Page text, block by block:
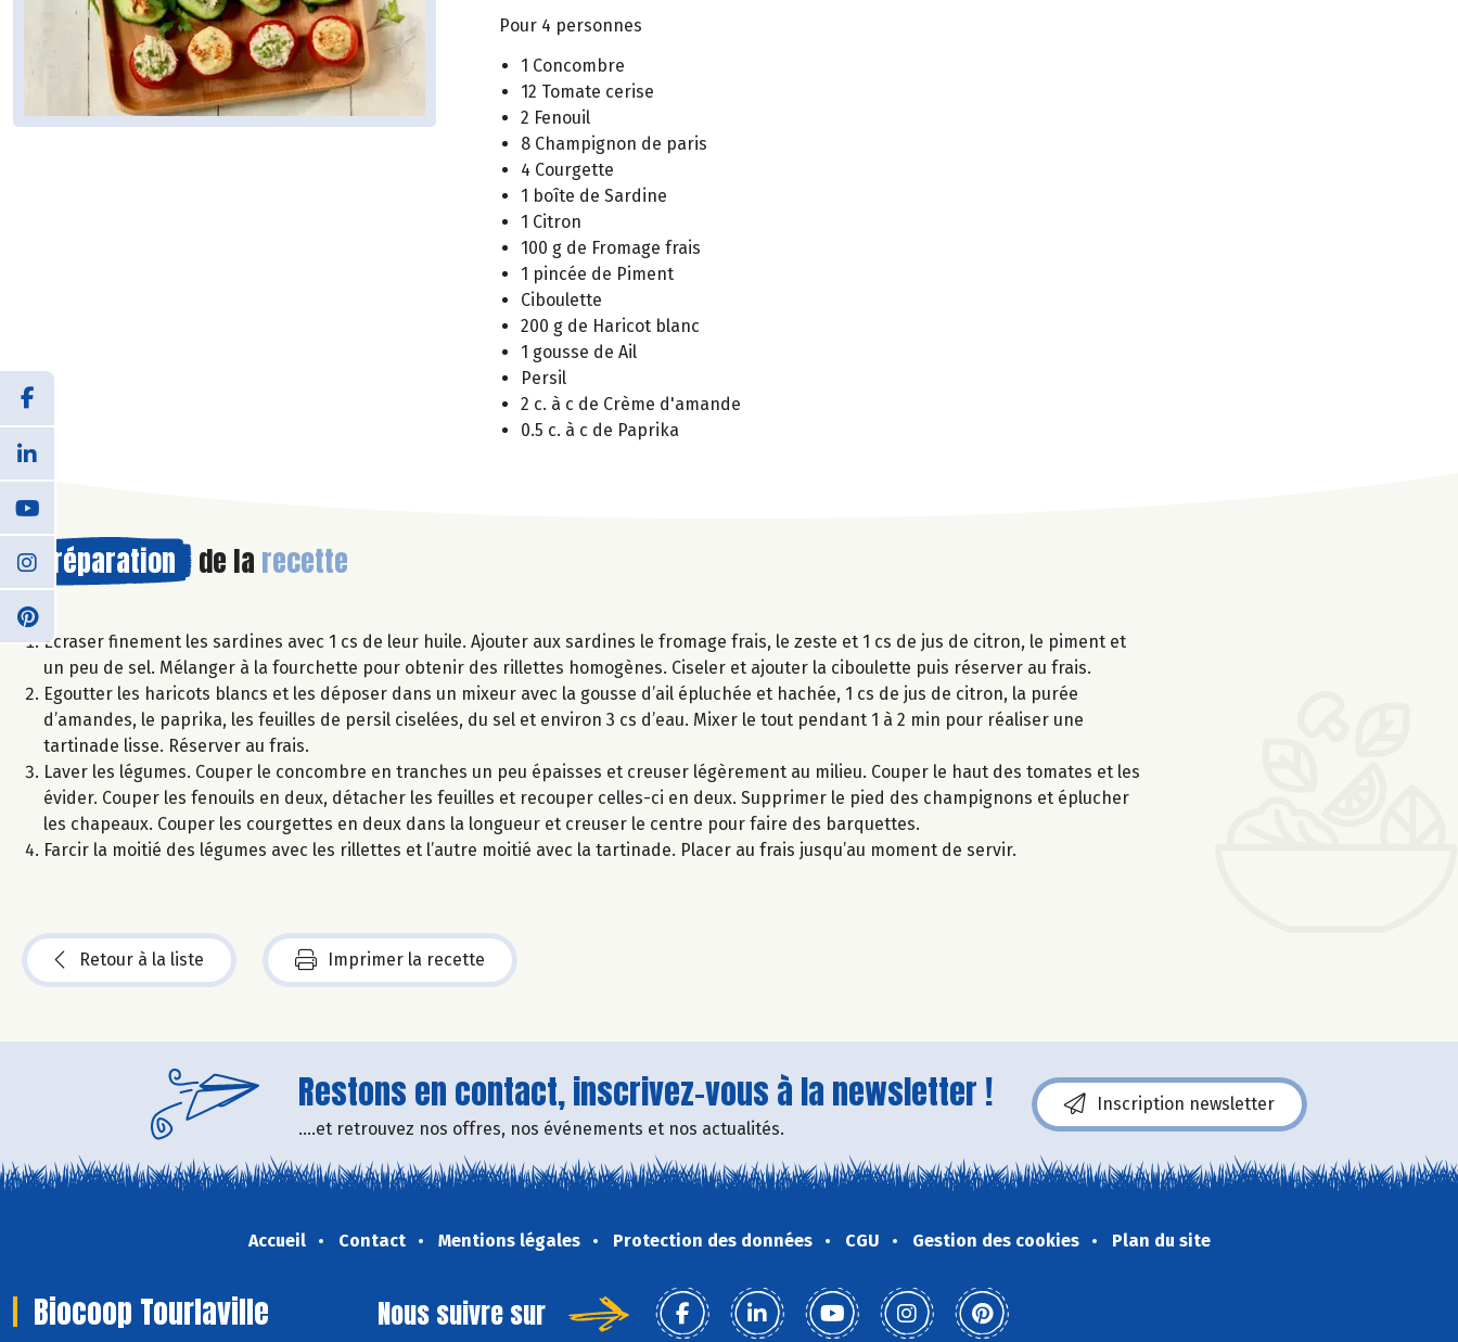
Pour 4 personnes
1 Concombre
12 Tomate cerise
2 Fenouil
8 Champignon de paris
4 Courgette
1 boîte de Sardine
1 Citron
100 g de Fromage frais
1 pincée de Piment
Ciboulette
200 g de Haricot blanc
1 gousse de Ail
Persil
2 c. à c de Crème d'amande
0.5 c. à c de Paprika
Préparation de la recette
Ecraser finement les sardines avec 1 cs de leur huile. Ajouter aux sardines le fromage frais, le zeste et 1 cs de jus de citron, le piment et
un peu de sel. Mélanger à la fourchette pour obtenir des rillettes homogènes. Ciseler et ajouter la ciboulette puis réserver au frais.
Egoutter les haricots blancs et les déposer dans un mixeur avec la gousse d’ail épluchée et hachée, 1 cs de jus de citron, la purée
d’amandes, le paprika, les feuilles de persil ciselées, du sel et environ 3 cs d’eau. Mixer le tout pendant 1 à 2 min pour réaliser une
tartinade lisse. Réserver au frais.
Laver les légumes. Couper le concombre en tranches un peu épaisses et creuser légèrement au milieu. Couper le haut des tomates et les
évider. Couper les fenouils en deux, détacher les feuilles et recouper celles-ci en deux. Supprimer le pied des champignons et éplucher
les chapeaux. Couper les courgettes en deux dans la longueur et creuser le centre pour faire des barquettes.
Farcir la moitié des légumes avec les rillettes et l’autre moitié avec la tartinade. Placer au frais jusqu’au moment de servir.
Retour à la liste Imprimer la recette
Restons en contact, inscrivez-vous à la newsletter !
....et retrouvez nos offres, nos événements et nos actualités.
Inscription newsletter
Accueil Contact Mentions légales Protection des données CGU Gestion des cookies Plan du site
Biocoop Tourlaville Nous suivre sur